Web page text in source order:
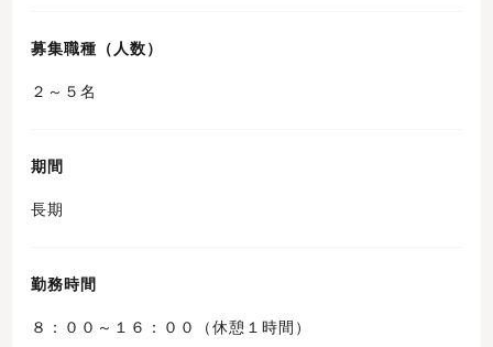
募集職種（人数）
２～５名
期間
長期
勤務時間
８：００～１６：００（休憩１時間）